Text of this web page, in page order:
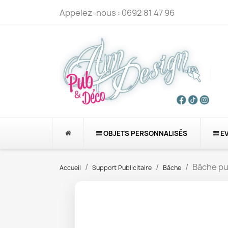
Appelez-nous : 0692 81 47 96
OBJETS PERSONNALISÉS
Accueil Support Publicitaire Bâche Bâche